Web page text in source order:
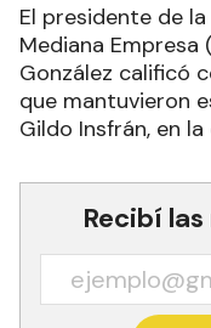
El presidente de
Mediana Empresa
González calificó
que mantuvieron
Gildo Insfrán, en
Recibí